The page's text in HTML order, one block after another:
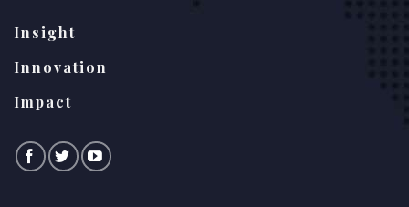
Insight
Innovation
Impact